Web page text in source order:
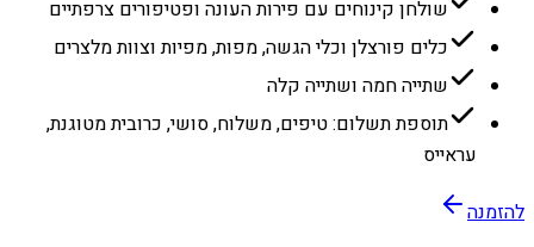
שולחן קינוחים עם פירות העונה ופטיפורים צרפתיים
כלים פורצלן וכלי הגשה, מפות, מפיות וצוות מלצרים
שתייה חמה ושתייה קלה
תוספת תשלום: טיפים, משלוח, סושי, כרובית מטוגנת,
עראייס
להזמנה